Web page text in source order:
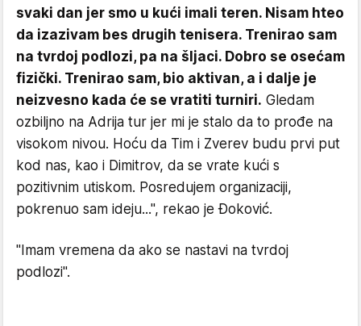
svaki dan jer smo u kući imali teren. Nisam hteo
da izazivam bes drugih tenisera. Trenirao sam
na tvrdoj podlozi, pa na šljaci. Dobro se osećam
fizički. Trenirao sam, bio aktivan, a i dalje je
neizvesno kada će se vratiti turniri. Gledam
ozbiljno na Adrija tur jer mi je stalo da to prođe na
visokom nivou. Hoću da Tim i Zverev budu prvi put
kod nas, kao i Dimitrov, da se vrate kući s
pozitivnim utiskom. Posredujem organizaciji,
pokrenuo sam ideju...", rekao je Đoković.
"Imam vremena da ako se nastavi na tvrdoj
podlozi".